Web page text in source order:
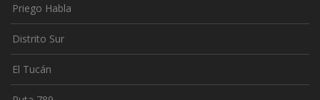
Priego Habla
Distrito Sur
El Tucán